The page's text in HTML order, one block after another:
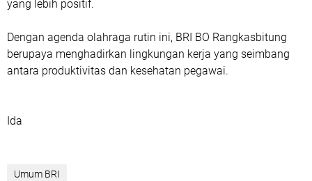
yang lebih positif.
Dengan agenda olahraga rutin ini, BRI BO Rangkasbitung
berupaya menghadirkan lingkungan kerja yang seimbang
antara produktivitas dan kesehatan pegawai.
Ida
Umum BRI